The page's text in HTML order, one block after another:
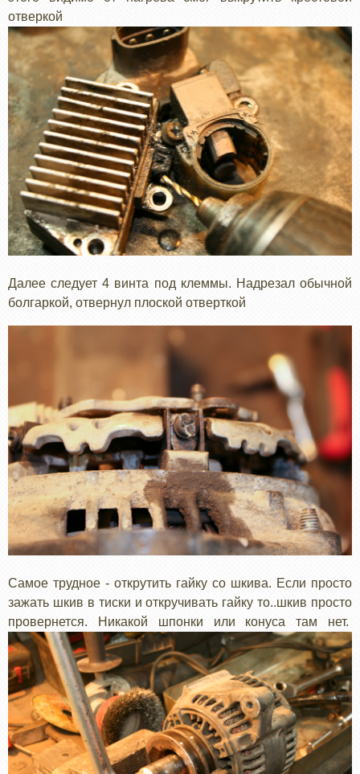
отверкой
Далее следует 4 винта под клеммы. Надрезал обычной
болгаркой, отвернул плоской отверткой
Самое трудное - открутить гайку со шкива. Если просто
зажать шкив в тиски и откручивать гайку то..шкив просто
провернется. Никакой шпонки или конуса там нет.